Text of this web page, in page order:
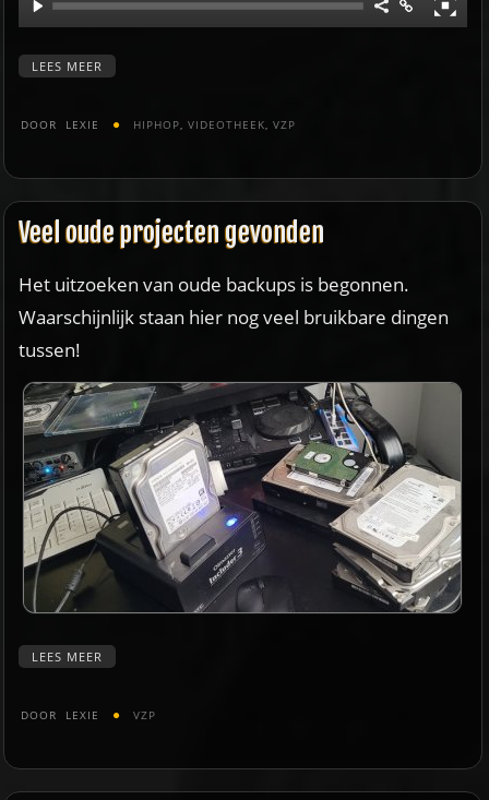
LEES MEER
DOOR LEXIE HIPHOP, VIDEOTHEEK, VZP
Veel oude projecten gevonden
Het uitzoeken van oude backups is begonnen.
Waarschijnlijk staan hier nog veel bruikbare dingen
tussen!
LEES MEER
DOOR LEXIE VZP